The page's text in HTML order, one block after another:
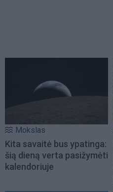
Mokslas
Kita savaitė bus ypatinga:
šią dieną verta pasižymėti
kalendoriuje